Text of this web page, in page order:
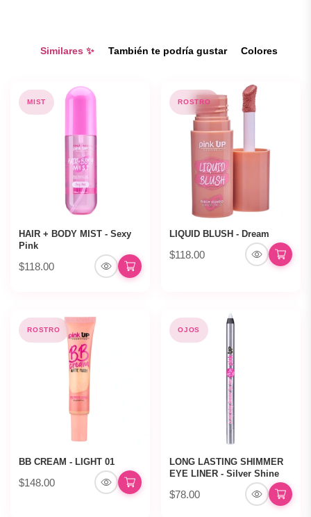
Similares ✨ También te podría gustar Colores
MIST
HAIR + BODY MIST - Sexy
Pink
$118.00
ROSTRO
LIQUID BLUSH - Dream
$118.00
ROSTRO
BB CREAM - LIGHT 01
$148.00
OJOS
LONG LASTING SHIMMER
EYE LINER - Silver Shine
$78.00